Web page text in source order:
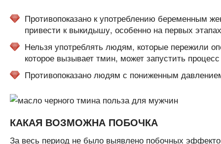
Противопоказано к употреблению беременным
привести к выкидышу, особенно на первых
Нельзя употреблять людям, которые пережили
которое вызывает тмин, может запустить
Противопоказано людям с пониженным
КАКАЯ ВОЗМОЖНА ПОБОЧКА
За весь период не было выявлено побочных